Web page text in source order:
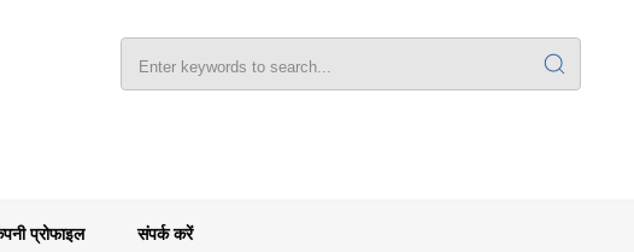
प्रोफाइल संपर्क करें